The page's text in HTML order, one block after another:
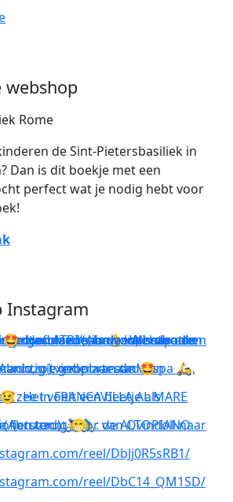
webshop
de Sint-Pietersbasiliek in
Dan is dit boekje met een
perfect wat je nodig hebt voor
Instagram